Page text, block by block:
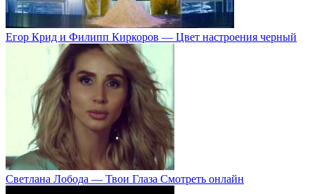
Егор Крид и Филипп Киркоров — Цвет настроения черный
Светлана Лобода — Твои Глаза Смотреть онлайн